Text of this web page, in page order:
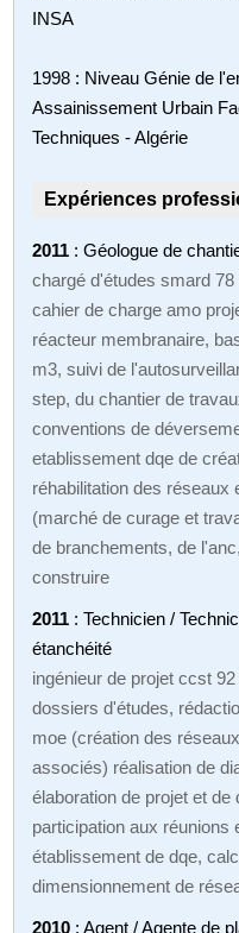
INSA
1998 : Niveau Génie de
Assainissement Urbain
Techniques - Algérie
Expériences
2011 : Géologue de
chargé d'études smard
cahier de charge amo
réacteur membranaire,
m3, suivi de
step, du chantier de
conventions de
etablissement dqe de
réhabilitation des réseaux
(marché de curage et
de branchements, de
construire
2011 : Technicien /
étanchéité
ingénieur de projet ccst
dossiers d'études,
moe (création des
associés) réalisation de
élaboration de projet et
participation aux
établissement de dqe,
dimensionnement de
2010 : Agent / Agente de